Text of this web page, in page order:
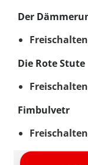
Der
Die Rote Stute
Fimbulvetr